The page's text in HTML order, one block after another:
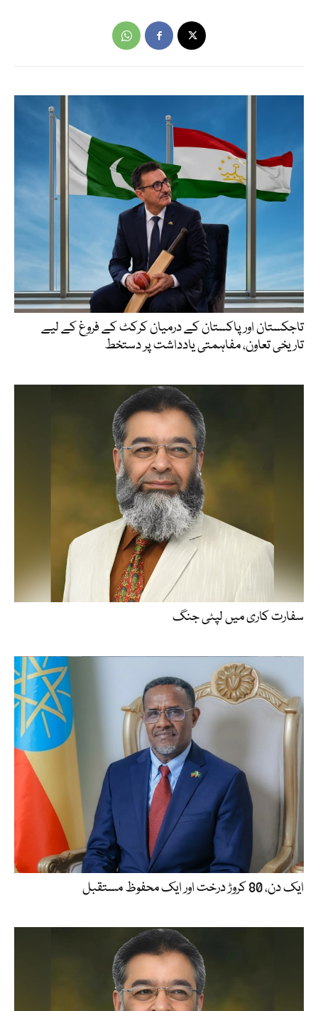
تاجکستان اور پاکستان کے درمیان کرکٹ کے فروغ کے لیے
تاریخی تعاون، مفاہمتی یادداشت پر دستخط
سفارت کاری میں لپٹی جنگ
ایک دن، 80 کروڑ درخت اور ایک محفوظ مستقبل